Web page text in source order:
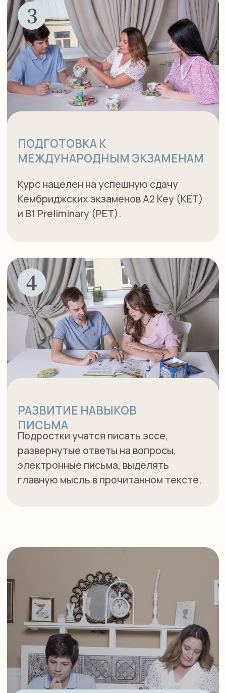
КУРСА
конкурентных навыков
ребенок свободно разговаривает на
английском со сверстниками, уверенно
отвечает на уроках в школе и без труда
общается с носителями языка во время
путешествий или каникул в англоязычных
странах.
Особенности курса:
Акцент на актуальные темы:
Обсуждение новостей, популярных
трендов, культуры и технологий делает
обучение интересным и релевантным.
Развитие письменных навыков:Ученики
учатся писать более длинные тексты,
такие как рецензии, эссе и электронные
ОПИСАНИЕ КУРСА